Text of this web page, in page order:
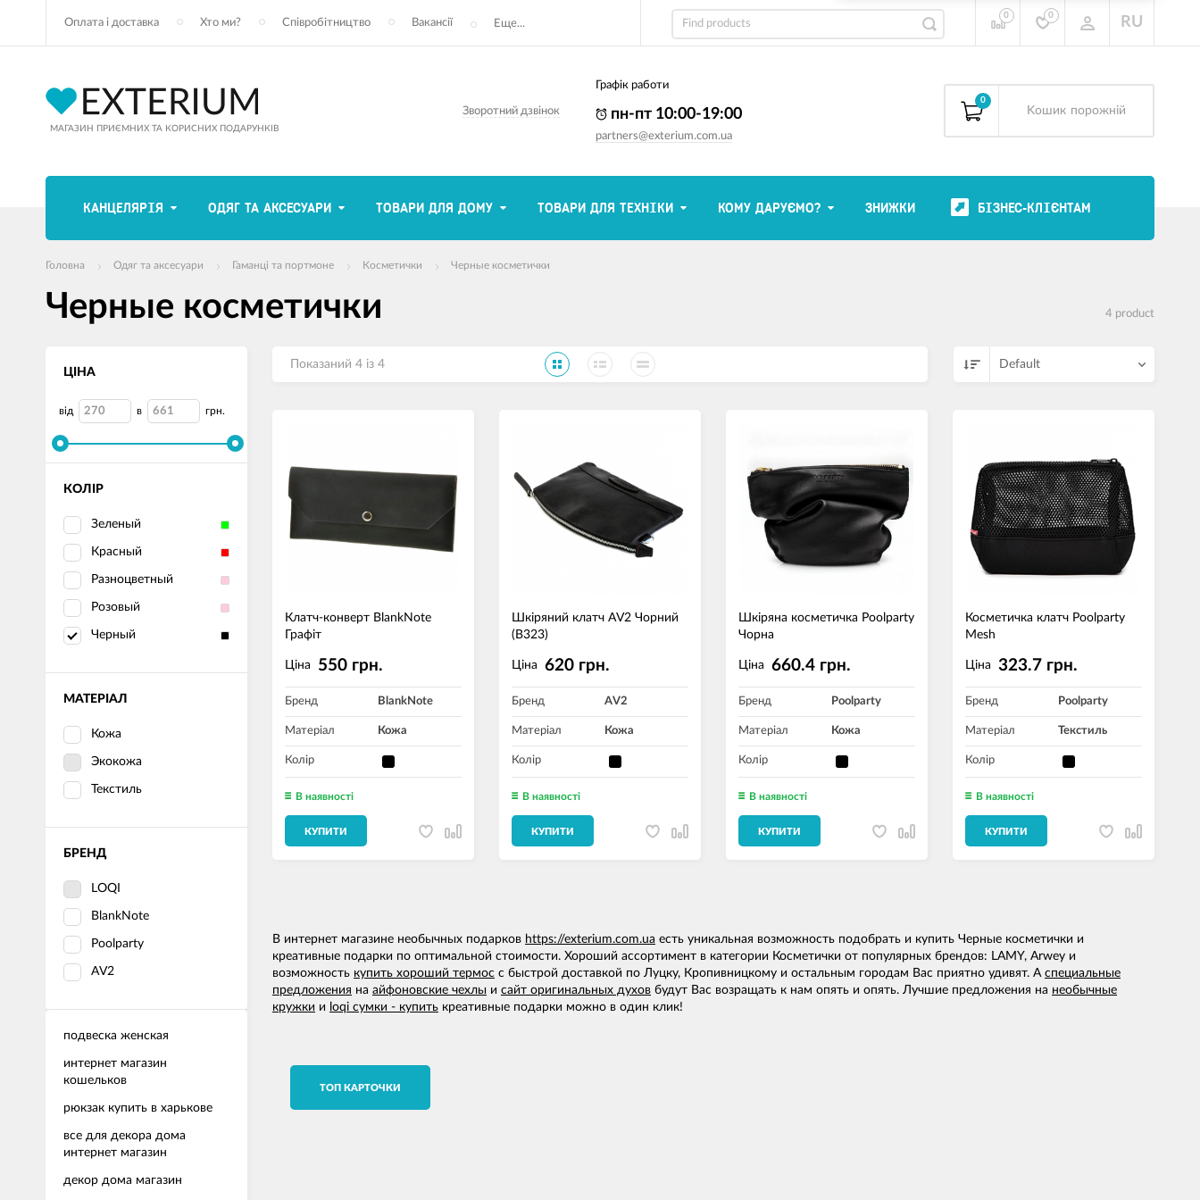
Оплата і доставка Хто ми? Співробітництво Вакансії Еще...
0 0 RU
МАГАЗИН ПРИЄМНИХ ТА КОРИСНИХ ПОДАРУНКІВ
Зворотний дзвінок
Графік работи
пн-пт 10:00-19:00
partners@exterium.com.ua
0
Kошик порожній
КАНЦЕЛЯРІЯ ОДЯГ ТА АКСЕСУАРИ ТОВАРИ ДЛЯ ДОМУ ТОВАРИ ДЛЯ ТЕХНІКИ КОМУ ДАРУЄМО? ЗНИЖКИ БІЗНЕС-КЛІЄНТАМ
Головна Одяг та аксесуари Гаманці та портмоне Косметички Черные косметички
Черные косметички 4 product
ЦІНА
від в грн.
КОЛІР
Зеленый
Красный
Разноцветный
Розовый
Черный
МАТЕРІАЛ
Кожа
Экокожа
Текстиль
БРЕНД
LOQI
BlankNote
Poolparty
AV2
подвеска женская
интернет магазин
кошельков
рюкзак купить в харькове
все для декора дома
интернет магазин
декор дома магазин
Показаний 4 із 4 Default
Клатч-конверт BlankNote
Графіт
Ціна 550 грн.
Бренд BlankNote
Матеріал Кожа
Колір
В наявності
КУПИТИ
Шкіряний клатч AV2 Чорний
(B323)
Ціна 620 грн.
Бренд AV2
Матеріал Кожа
Колір
В наявності
КУПИТИ
Шкіряна косметичка Poolparty
Чорна
Ціна 660.4 грн.
Бренд Poolparty
Матеріал Кожа
Колір
В наявності
КУПИТИ
Косметичка клатч Poolparty
Mesh
Ціна 323.7 грн.
Бренд Poolparty
Матеріал Текстиль
Колір
В наявності
КУПИТИ
В интернет магазине необычных подарков https://exterium.com.ua есть уникальная возможность подобрать и купить Черные косметички и
креативные подарки по оптимальной стоимости. Хороший ассортимент в категории Косметички от популярных брендов: LAMY, Arwey и
возможность купить хороший термос с быстрой доставкой по Луцку, Кропивницкому и остальным городам Вас приятно удивят. А специальные
предложения на айфоновские чехлы и сайт оригинальных духов будут Вас возращать к нам опять и опять. Лучшие предложения на необычные
кружки и loqi сумки - купить креативные подарки можно в один клик!
TОП КАРТОЧКИ